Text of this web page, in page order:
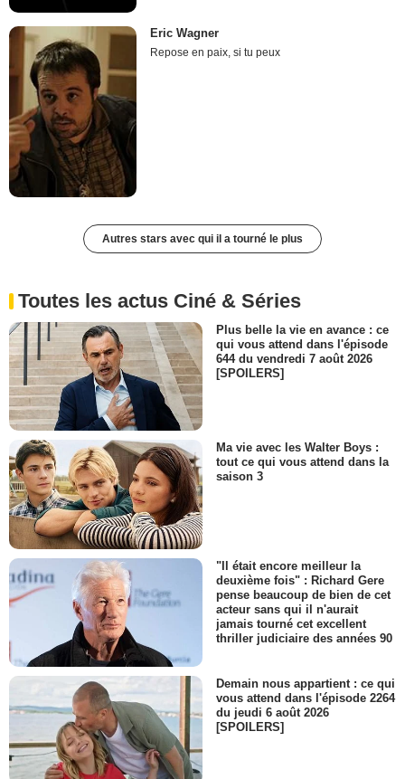
Eric Wagner
Repose en paix, si tu peux
Autres stars avec qui il a tourné le plus
Toutes les actus Ciné & Séries
Plus belle la vie en avance : ce
qui vous attend dans l'épisode
644 du vendredi 7 août 2026
[SPOILERS]
Ma vie avec les Walter Boys :
tout ce qui vous attend dans la
saison 3
"Il était encore meilleur la
deuxième fois" : Richard Gere
pense beaucoup de bien de cet
acteur sans qui il n'aurait
jamais tourné cet excellent
thriller judiciaire des années 90
Demain nous appartient : ce qui
vous attend dans l'épisode 2264
du jeudi 6 août 2026
[SPOILERS]